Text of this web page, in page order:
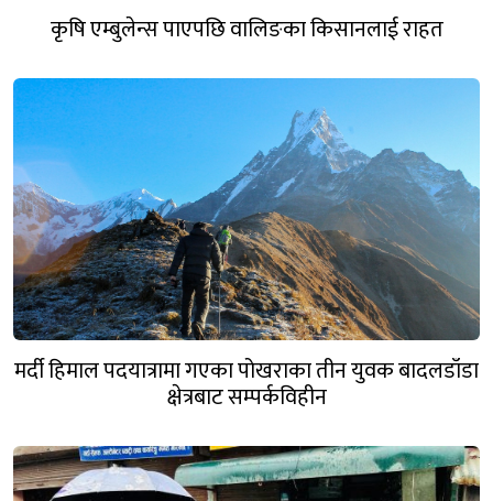
कृषि एम्बुलेन्स पाएपछि वालिङका किसानलाई राहत
मर्दी हिमाल पदयात्रामा गएका पोखराका तीन युवक बादलडाँडा
क्षेत्रबाट सम्पर्कविहीन